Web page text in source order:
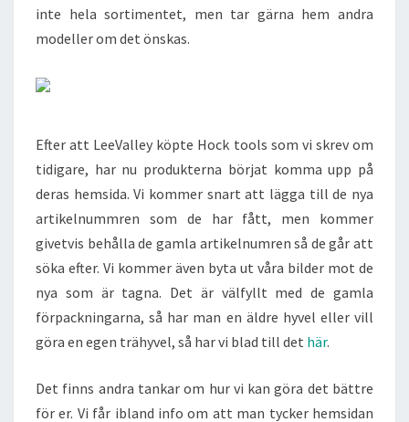
inte hela sortimentet, men tar gärna hem andra
modeller om det önskas.
Efter att LeeValley köpte Hock tools som vi skrev om
tidigare, har nu produkterna börjat komma upp på
deras hemsida. Vi kommer snart att lägga till de nya
artikelnummren som de har fått, men kommer
givetvis behålla de gamla artikelnumren så de går att
söka efter. Vi kommer även byta ut våra bilder mot de
nya som är tagna. Det är välfyllt med de gamla
förpackningarna, så har man en äldre hyvel eller vill
göra en egen trähyvel, så har vi blad till det här.
Det finns andra tankar om hur vi kan göra det bättre
för er. Vi får ibland info om att man tycker hemsidan